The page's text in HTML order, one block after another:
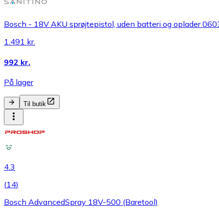
Bosch - 18V AKU sprøjtepistol, uden batteri og oplader
1.491 kr.
992 kr.
På lager
Til butik
4.3
(14)
Bosch AdvancedSpray 18V-500 (Baretool)